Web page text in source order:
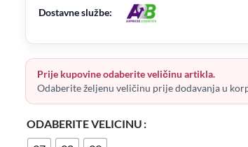
Dostavne službe:
Prije kupovine odaberite veličinu artikla.
Odaberite željenu veličinu prije dodavanja u
ODABERITE VELICINU